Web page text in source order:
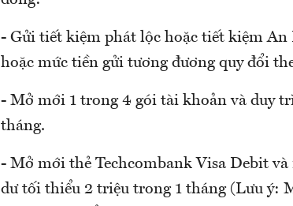
- Gửi tiết kiệm phát lộc hoặc tiết kiệm
hoặc mức tiền gửi tương đương quy đổi
- Mở mới 1 trong 4 gói tài khoản và duy
tháng.
- Mở mới thẻ Techcombank Visa Debit
dư tối thiểu 2 triệu trong 1 tháng (Lưu ý: